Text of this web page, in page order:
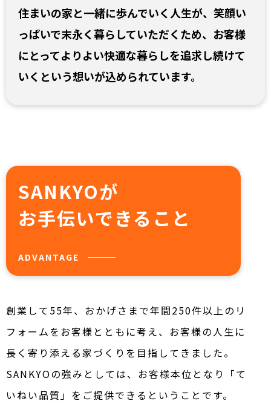
住まいの家と一緒に歩んでいく人生が、笑顔い
っぱいで末永く暮らしていただくため、お客様
にとってよりよい快適な暮らしを追求し続けて
いくという想いが込められています。
SANKYOが
お手伝いできること
ADVANTAGE
創業して55年、おかげさまで年間250件以上のリ
フォームをお客様とともに考え、お客様の人生に
長く寄り添える家づくりを目指してきました。
SANKYOの強みとしては、お客様本位となり「て
いねい品質」をご提供できるということです。